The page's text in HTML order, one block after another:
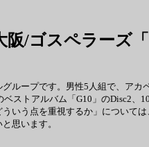
/ゴスペラーズ
ループです。男性5人組で、アカ
ストアルバム「G10」のDisc2、
いう点を重視するか」について
思います。